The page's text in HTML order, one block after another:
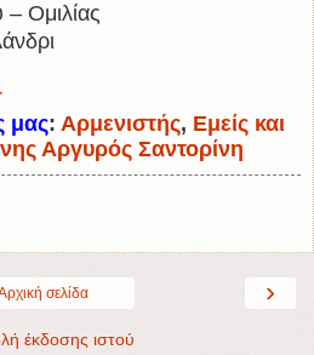
Ομιλίας
μας: Αρμενιστής, Εμείς και
Αργυρός Σαντορίνη
›
σελίδα
έκδοσης ιστού